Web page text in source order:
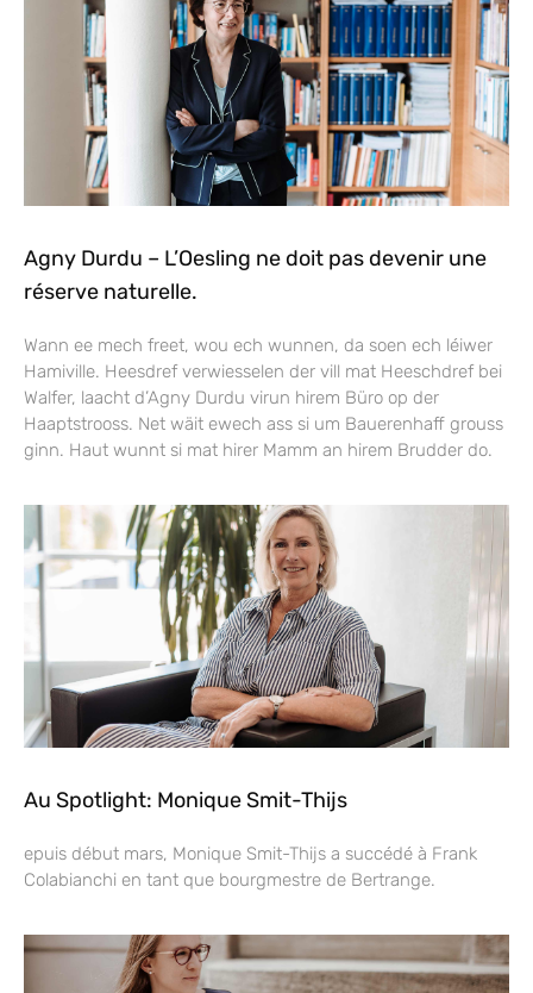
Agny Durdu – L’Oesling ne doit pas devenir une
réserve naturelle.
Wann ee mech freet, wou ech wunnen, da soen ech léiwer
Hamiville. Heesdref verwiesselen der vill mat Heeschdref bei
Walfer, laacht d’Agny Durdu virun hirem Büro op der
Haaptstrooss. Net wäit ewech ass si um Bauerenhaff grouss
ginn. Haut wunnt si mat hirer Mamm an hirem Brudder do.
Au Spotlight: Monique Smit-Thijs
epuis début mars, Monique Smit-Thijs a succédé à Frank
Colabianchi en tant que bourgmestre de Bertrange.